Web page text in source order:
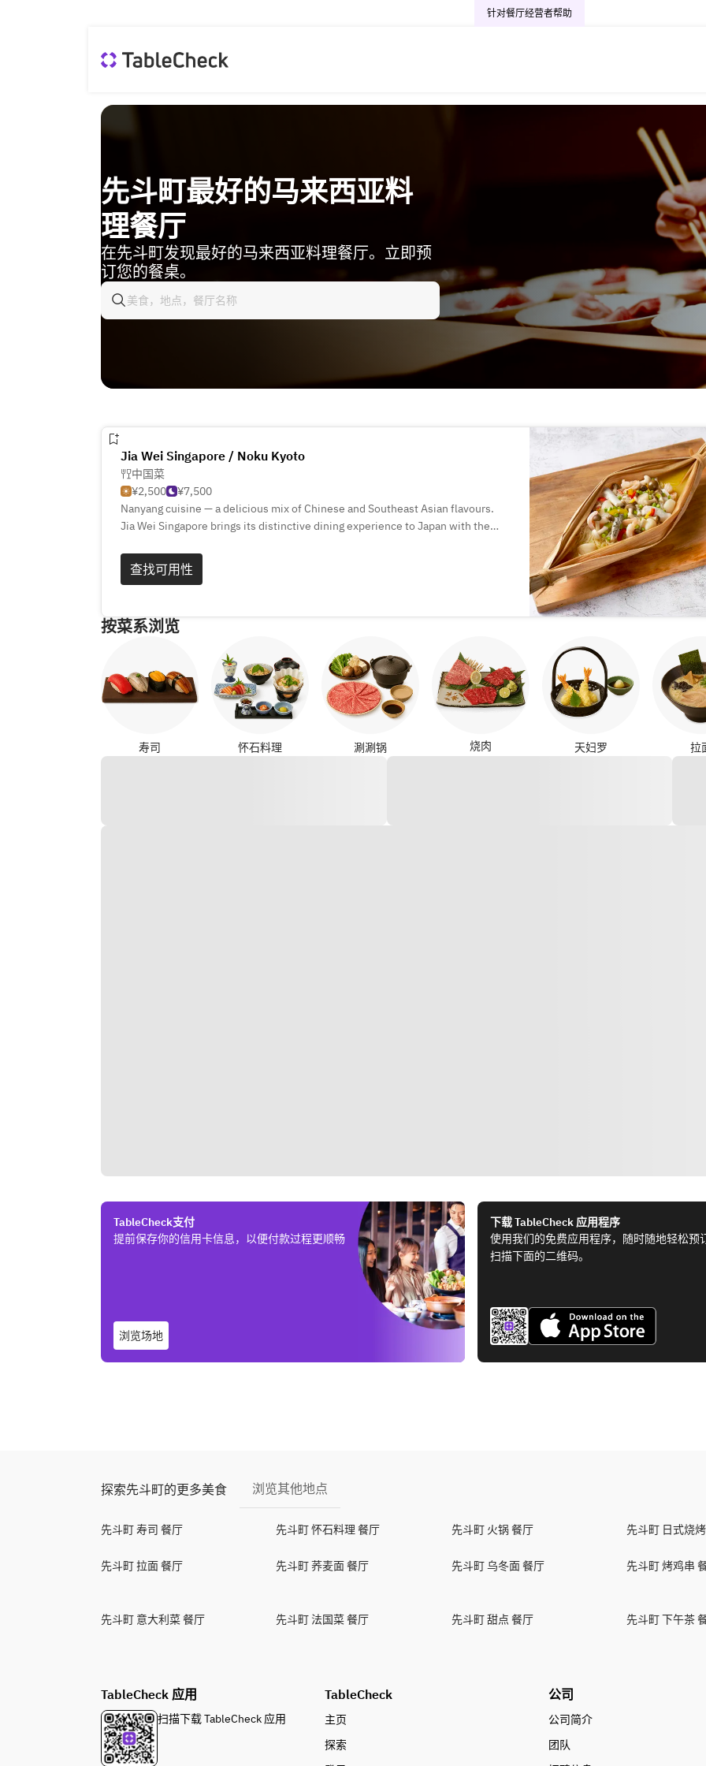
针对餐厅经营者帮助
先斗町最好的马来西亚料
理餐厅
在先斗町发现最好的马来西亚料理餐厅。立即预
订您的餐桌。
Jia Wei Singapore / Noku Kyoto
中国菜
¥2,500
¥7,500
Nanyang cuisine — a delicious mix of Chinese and Southeast Asian flavours.
Jia Wei Singapore brings its distinctive dining experience to Japan with the
This experience is rooted in the very essence of Chinese dining, where food is
more than just a meal — it’s a celebration of togetherness.
查找可用性
按菜系浏览
寿司 怀石料理 涮涮锅 烧肉 天妇罗 拉
TableCheck支付
提前保存你的信用卡信息，以便付款过程更顺畅
浏览场地
下载 TableCheck 应用程序
使用我们的免费应用程序，随时随地轻松预
扫描下面的二维码。
探索先斗町的更多美食 浏览其他地点
先斗町 寿司 餐厅 先斗町 怀石料理 餐厅 先斗町 火锅 餐厅 先斗町 日式烧
先斗町 拉面 餐厅 先斗町 荞麦面 餐厅 先斗町 乌冬面 餐厅 先斗町 烤鸡串
先斗町 意大利菜 餐厅 先斗町 法国菜 餐厅 先斗町 甜点 餐厅 先斗町 下午茶
TableCheck 应用
扫描下载 TableCheck 应用
TableCheck
主页
探索
公司
公司简介
团队